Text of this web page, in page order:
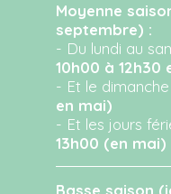
Moyenne
septembre) :
- Du lundi au
10h00 à 12h30
- Et le
en mai)
- Et les jours
13h00 (en mai)